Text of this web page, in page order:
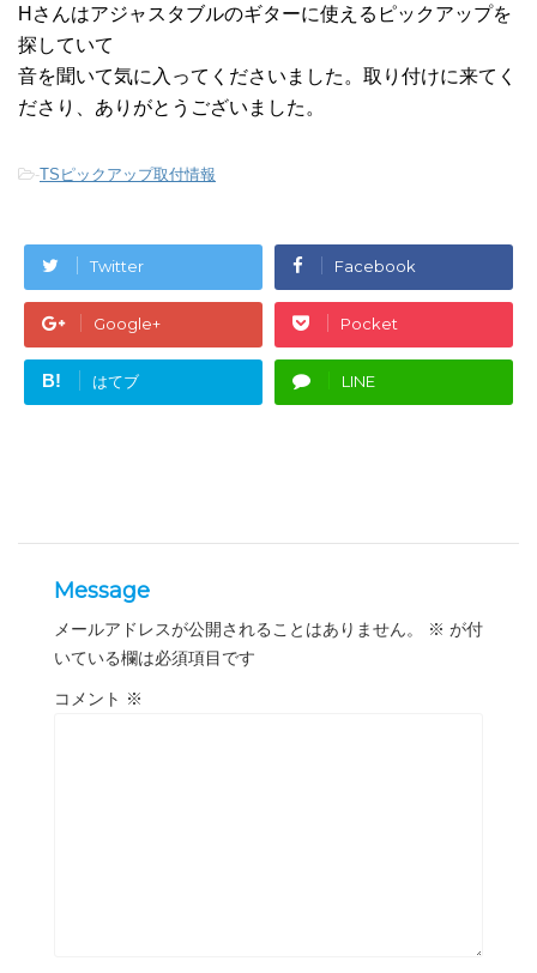
ー
Hさんはアジャスタブルのギターに使えるピックアップを
探していて
音を聞いて気に入ってくださいました。取り付けに来てく
ださり、ありがとうございました。
-TSピックアップ取付情報
Twitter Facebook
Google+ Pocket
B! はてブ LINE
Message
メールアドレスが公開されることはありません。 ※ が付
いている欄は必須項目です
コメント ※